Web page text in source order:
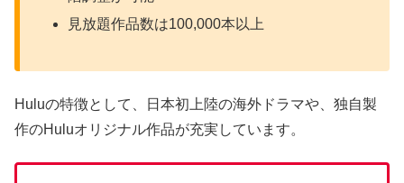
見放題作品数は100,000本以上
Huluの特徴として、日本初上陸の海外ドラマや、独自製
作のHuluオリジナル作品が充実しています。